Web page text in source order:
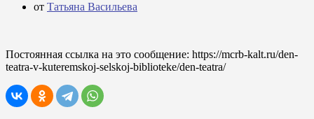
от Татьяна Васильева
Постоянная ссылка на это сообщение: https://mcrb-kalt.ru/den-
teatra-v-kuteremskoj-selskoj-biblioteke/den-teatra/